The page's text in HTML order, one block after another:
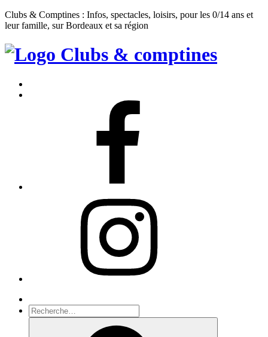
Clubs & Comptines : Infos, spectacles, loisirs, pour les 0/14 ans et
leur famille, sur Bordeaux et sa région
Clubs
Comptines
Recherche
pour